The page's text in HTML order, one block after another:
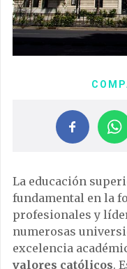
La educación
fundamental en la
profesionales y
numerosas
excelencia
valores católicos.